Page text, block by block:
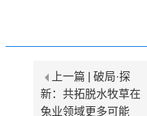
上一篇 | 破局·探
新：共拓脱水牧草在
兔业领域更多可能